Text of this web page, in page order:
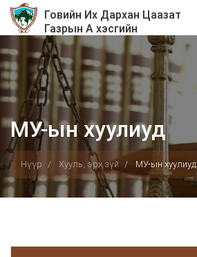
Говийн Их Дархан Цаазат
Газрын А хэсгийн
хамгаалалтын захиргаа
МУ-ын хуулиуд
Нүүр Хууль, эрх зүй МУ-ын хуулиуд